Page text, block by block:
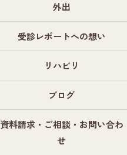
外出
受診レポートへの想い
リハビリ
ブログ
資料請求・ご相談・お問い合わ
せ